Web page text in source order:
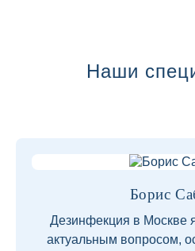
Наши
Борис
Дезинфекция в Москве
актуальным вопросом,